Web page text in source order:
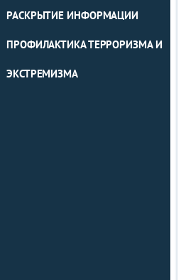
РАСКРЫТИЕ ИНФОРМАЦИИ
ПРОФИЛАКТИКА ТЕРРОРИЗМА И
ЭКСТРЕМИЗМА